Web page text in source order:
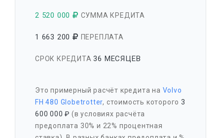
2 520 000 СУММА КРЕДИТА
1 663 200 ПЕРЕПЛАТА
СРОК КРЕДИТА36 МЕСЯЦЕВ
Это примерный расчёт кредита на Volvo
FH 480 Globetrotter, стоимость которого3
600 000 ₽ (в условиях расчёта
предоплата 30% и 22% процентная